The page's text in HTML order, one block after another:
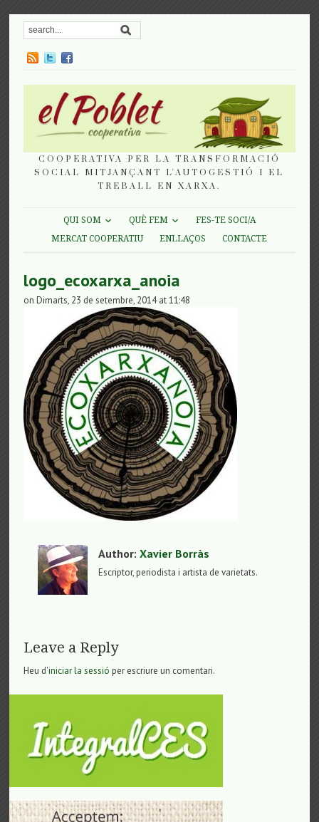
COOPERATIVA PER LA TRANSFORMACIÓ
SOCIAL MITJANÇANT L'AUTOGESTIÓ I EL
TREBALL EN XARXA.
QUI SOM QUÈ FEM
FES-TE SOCI/A
MERCAT COOPERATIU
ENLLAÇOS CONTACTE
logo_ecoxarxa_anoia
on Dimarts, 23 de setembre, 2014 at 11:48
Author:Xavier Borràs
Escriptor, periodista i artista de varietats.
Leave a Reply
Heu d'iniciar la sessió per escriure un comentari.